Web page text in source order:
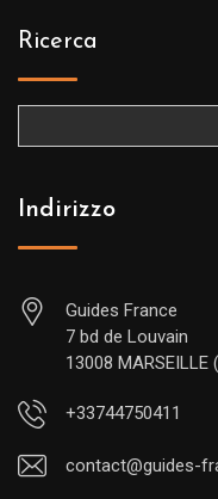
Ricerca
Indirizzo
Guides France
7 bd de Louvain
13008 MARSEILLE
+33744750411
contact@guides-